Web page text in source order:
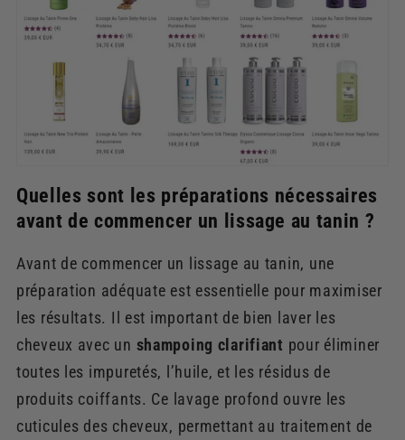
Quelles sont les préparations nécessaires
avant de commencer un lissage au tanin ?
Avant de commencer un lissage au tanin, une
préparation adéquate est essentielle pour maximiser
les résultats. Il est important de bien laver les
cheveux avec un shampoing clarifiant pour éliminer
toutes les impuretés, l’huile, et les résidus de
produits coiffants. Ce lavage profond ouvre les
cuticules des cheveux, permettant au traitement de